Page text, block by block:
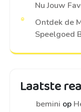
Nu Jouw
Ontdek de
Speelgoed
Laatste
bemini op